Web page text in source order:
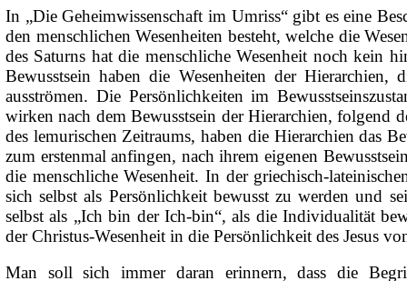
In „Die Geheimwissenschaft im Umriss“ gibt es eine
den menschlichen Wesenheiten besteht, welche die
des Saturns hat die menschliche Wesenheit noch kein
Bewusstsein haben die Wesenheiten der Hierarchien,
ausströmen. Die Persönlichkeiten im
wirken nach dem Bewusstsein der Hierarchien,
des lemurischen Zeitraums, haben die Hierarchien das
zum erstenmal anfingen, nach ihrem eigenen
die menschliche Wesenheit. In der griechisch-
sich selbst als Persönlichkeit bewusst zu werden und
selbst als „Ich bin der Ich-bin“, als die Individualität
der Christus-Wesenheit in die Persönlichkeit des Jesus
Man soll sich immer daran erinnern, dass die